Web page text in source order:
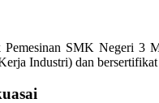
SMK Negeri 3
Industri) dan bersertifikat